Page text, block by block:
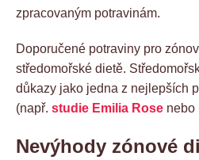
zpracovaným potravinám.
Doporučené potraviny pro
středomořské dietě.
důkazy jako jedna z nejlepších
(např. studie Emilia Rose nebo
Nevýhody zónové